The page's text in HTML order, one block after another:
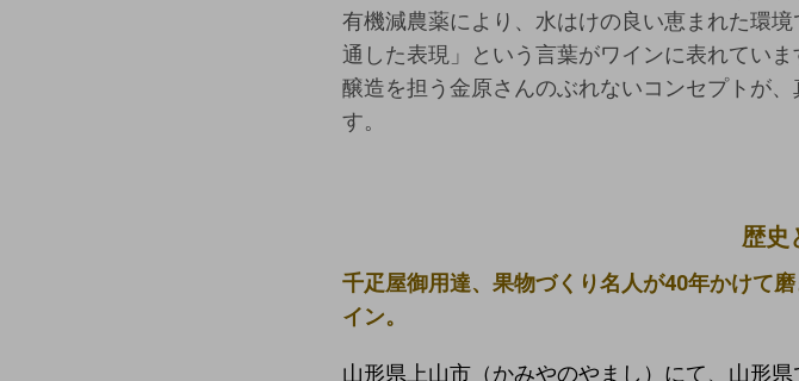
有機減農薬により、水はけの良い恵まれた環
通した表現」という言葉がワインに表れていま
醸造を担う金原さんのぶれないコンセプトが
す。
歴史
千疋屋御用達、果物づくり名人が40年かけて
イン。
山形県上山市（かみやのやまし）にて、山形